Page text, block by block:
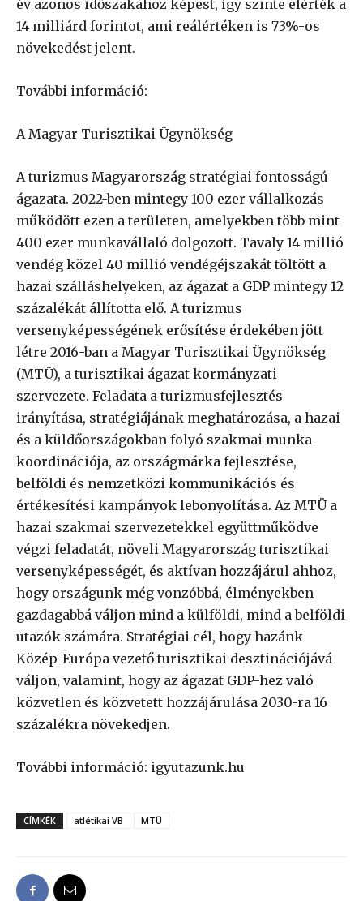
év azonos időszakához képest, így szinte elérték a
14 milliárd forintot, ami reálértéken is 73%-os
növekedést jelent.
További információ:
A Magyar Turisztikai Ügynökség
A turizmus Magyarország stratégiai fontosságú
ágazata. 2022-ben mintegy 100 ezer vállalkozás
működött ezen a területen, amelyekben több mint
400 ezer munkavállaló dolgozott. Tavaly 14 millió
vendég közel 40 millió vendégéjszakát töltött a
hazai szálláshelyeken, az ágazat a GDP mintegy 12
százalékát állította elő. A turizmus
versenyképességének erősítése érdekében jött
létre 2016-ban a Magyar Turisztikai Ügynökség
(MTÜ), a turisztikai ágazat kormányzati
szervezete. Feladata a turizmusfejlesztés
irányítása, stratégiájának meghatározása, a hazai
és a küldőországokban folyó szakmai munka
koordinációja, az országmárka fejlesztése,
belföldi és nemzetközi kommunikációs és
értékesítési kampányok lebonyolítása. Az MTÜ a
hazai szakmai szervezetekkel együttműködve
végzi feladatát, növeli Magyarország turisztikai
versenyképességét, és aktívan hozzájárul ahhoz,
hogy országunk még vonzóbbá, élményekben
gazdagabbá váljon mind a külföldi, mind a belföldi
utazók számára. Stratégiai cél, hogy hazánk
Közép-Európa vezető turisztikai desztinációjává
váljon, valamint, hogy az ágazat GDP-hez való
közvetlen és közvetett hozzájárulása 2030-ra 16
százalékra növekedjen.
További információ: igyutazunk.hu
CÍMKÉK atlétikai VB MTÜ